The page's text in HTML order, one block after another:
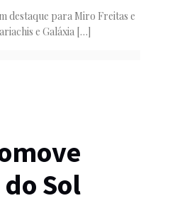
destaque para Miro Freitas e
e Galáxia […]
Sol